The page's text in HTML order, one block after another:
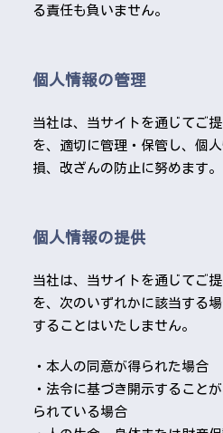
る責任も負いません。
個人情報の管理
当社は、当サイトを通じてご
を、適切に管理・保管し、個
損、改ざんの防止に努めます。
個人情報の提供
当社は、当サイトを通じてご
を、次のいずれかに該当する
することはいたしません。
・本人の同意が得られた場合
・法令に基づき開示すること
られている場合